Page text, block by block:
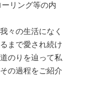
リング等の内
々の生活になく
まで愛され続け
のりを辿って私
の過程をご紹介